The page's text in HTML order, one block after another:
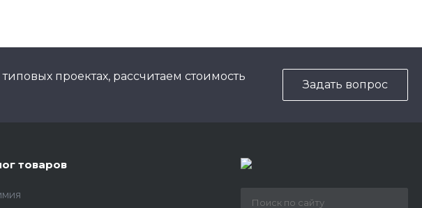
проектах, рассчитаем стоимость
Задать вопрос
товаров